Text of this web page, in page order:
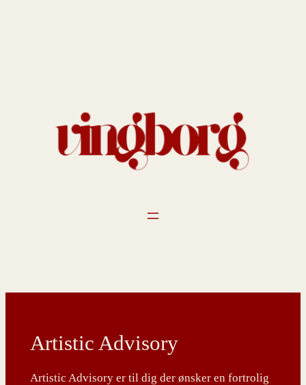
Artistic Advisory
Artistic Advisory er til dig der ønsker en fortrolig